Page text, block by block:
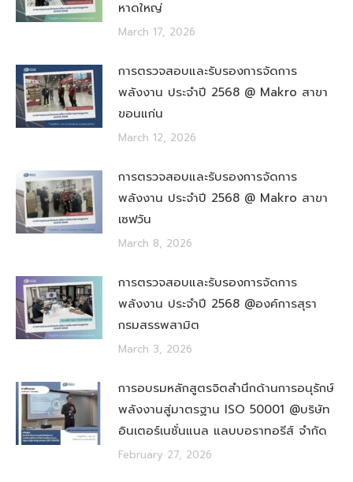
หาดใหญ่
March 17, 2026
การตรวจสอบและรับรองการจัดการ
พลังงาน ประจำปี 2568 @ Makro สาขา
ขอนแก่น
March 12, 2026
การตรวจสอบและรับรองการจัดการ
พลังงาน ประจำปี 2568 @ Makro สาขา
เซฟวัน
March 8, 2026
การตรวจสอบและรับรองการจัดการ
พลังงาน ประจำปี 2568 @องค์การสุรา
กรมสรรพสามิต
March 3, 2026
การอบรมหลักสูตรจิตสำนึกด้านการอนุรักษ์
พลังงานสู่มาตรฐาน ISO 50001 @บริษัท
อินเตอร์เนชั่นแนล แลบบอราทอรีส์ จำกัด
February 27, 2026